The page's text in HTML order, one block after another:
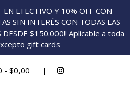
EN EFECTIVO Y 10% OFF CON
SIN INTERÉS CON TODAS LAS
DESDE $150.000!! Aplicable a toda
gift cards
- $0,00